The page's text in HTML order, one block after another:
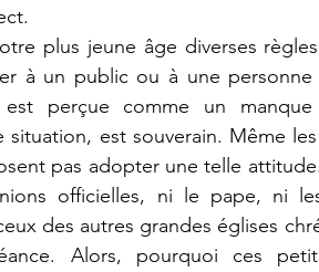
à un public ou à une personne
perçue comme un
est souverain. Même
pas adopter une telle
officielles, ni le pape, ni
des autres grandes églises
Alors, pourquoi ces